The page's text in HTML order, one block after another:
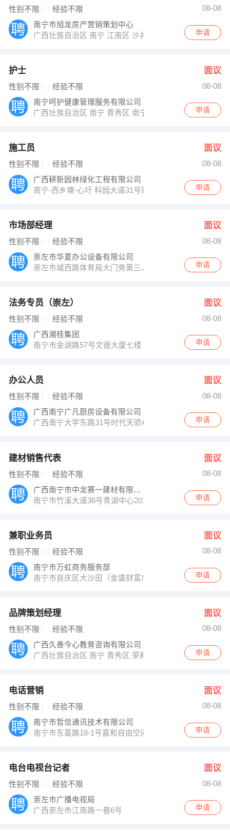
性别不限 经验不限
08-08
南宁市旭龙房产营销策划中心
广西壮族自治区 南宁 江南区 沙井大道39号融晟海悦城营
申请
护士 面议
性别不限 经验不限
08-08
南宁呵护健康管理服务有限公司
广西壮族自治区 南宁 青秀区 南宁市青秀区长园路18号
申请
施工员 面议
性别不限 经验不限
08-08
广西耕新园林绿化工程有限公司
南宁-西乡塘-心圩 科园大道31号财智时代公寓6层B座608
申请
市场部经理 面议
性别不限 经验不限
08-08
崇左市华夏办公设备有限公司
崇左市城西路体育局大门旁第三、四间门面
申请
法务专员（崇左） 面议
性别不限 经验不限
08-08
广西湘桂集团
南宁市金湖路57号文德大厦七楼
申请
办公人员 面议
性别不限 经验不限
08-08
广西南宁广凡厨房设备有限公司
广西南宁大学东路31号时代天骄A517（西大正对面）
申请
建材销售代表 面议
性别不限 经验不限
08-08
广西南宁市中龙赛一建材有限责任公司
南宁市竹溪大道36号青湖中心2011
申请
兼职业务员 面议
性别不限 经验不限
08-08
南宁市万虹商务服务部
南宁市良庆区大沙田（金盛财富广场A座2007室）申请
品牌策划经理 面议
性别不限 经验不限
08-08
广西久善今心教育咨询有限公司
广西壮族自治区 南宁 青秀区 荣和中央公园1号楼3301
申请
电话营销 面议
性别不限 经验不限
08-08
南宁市哲信通讯技术有限公司
南宁市东葛路18-1号嘉和自由空间A座2702
申请
电台电视台记者 面议
性别不限 经验不限
08-08
崇左市广播电视局
广西崇左市江南路一巷6号
申请